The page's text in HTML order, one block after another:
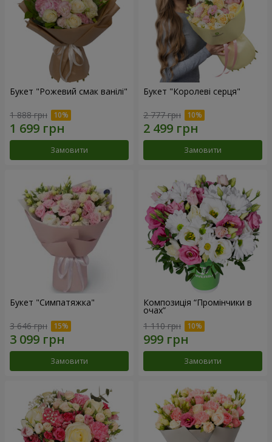
Букет "Рожевий смак ванілі"
1 888 грн
Замовити
Букет "Королеві серця"
2 777 грн
Замовити
Букет "Симпатяжка"
3 646 грн
Замовити
Композиція “Промінчики в
очах”
1 110 грн
Замовити